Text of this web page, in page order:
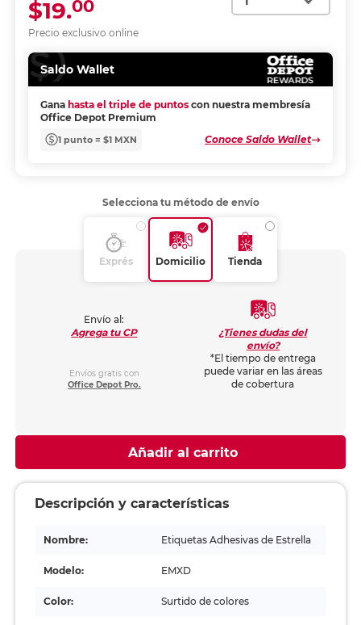
Precio exclusivo online
$19.00
Saldo Wallet
Gana hasta el triple de puntos con nuestra membresía
Office Depot Premium
1 punto = $1 MXN Conoce Saldo Wallet
Selecciona tu método de envío
Exprés Domicilio Tienda
Envío al:
Agrega tu CP
Envíos gratis con
Office Depot Pro.
¿Tienes dudas del
envío?
*El tiempo de entrega
puede variar en las áreas
de cobertura
Añadir al carrito
Descripción y características
Nombre: Etiquetas Adhesivas de Estrella
Modelo: EMXD
Color: Surtido de colores